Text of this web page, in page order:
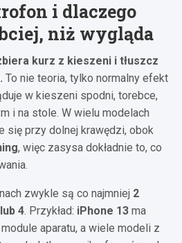
i dlaczego
niż wygląda
kurz z kieszeni i tłuszcz
To nie teoria, tylko normalny efekt
w kieszeni spodni, torebce,
i na stole. W wielu modelach
się przy dolnej krawędzi, obok
, więc zasysa dokładnie to, co
zwykle są co najmniej 2
4. Przykład: iPhone 13 ma
aparatu, a wiele modeli z